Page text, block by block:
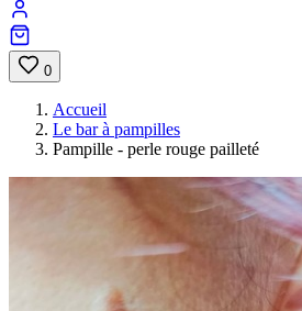
0
Accueil
Le bar à pampilles
Pampille - perle rouge pailleté